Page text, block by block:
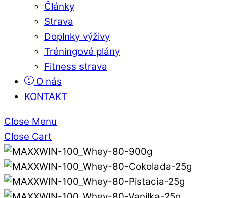
Články
Strava
Doplnky výživy
Tréningové plány
Fitness strava
O nás
KONTAKT
Close Menu
Close Cart